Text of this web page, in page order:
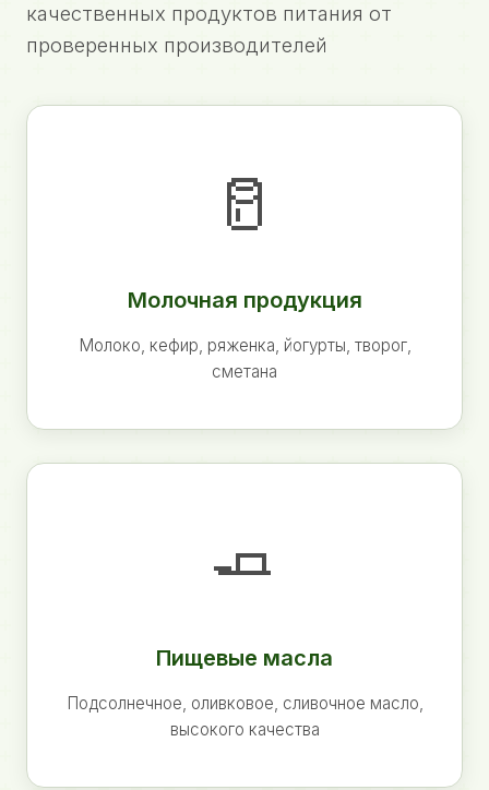
качественных продуктов питания от
проверенных производителей
🥛
Молочная продукция
Молоко, кефир, ряженка, йогурты, творог,
сметана
🧈
Пищевые масла
Подсолнечное, оливковое, сливочное масло,
высокого качества